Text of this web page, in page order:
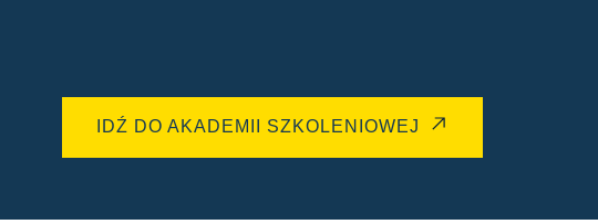
IDŹ DO AKADEMII SZKOLENIOWEJ